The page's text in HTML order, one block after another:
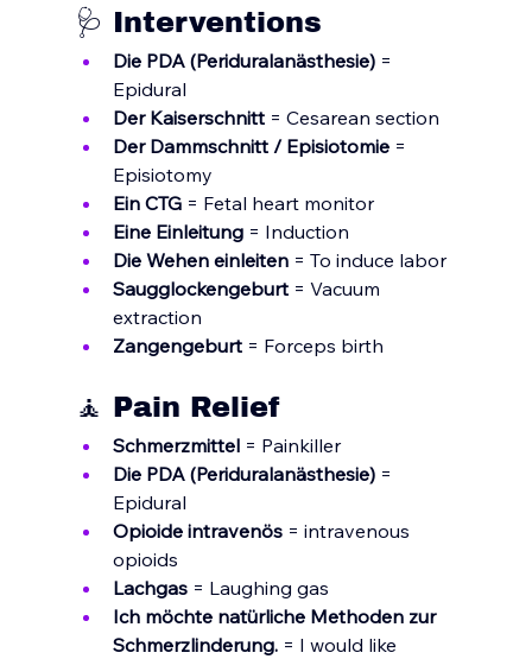
🩺 Interventions
Die PDA (Periduralanästhesie) =
Epidural
Der Kaiserschnitt = Cesarean section
Der Dammschnitt / Episiotomie =
Episiotomy
Ein CTG = Fetal heart monitor
Eine Einleitung = Induction
Die Wehen einleiten = To induce labor
Saugglockengeburt = Vacuum
extraction
Zangengeburt = Forceps birth
🧘 Pain Relief
Schmerzmittel = Painkiller
Die PDA (Periduralanästhesie) =
Epidural
Opioide intravenös = intravenous
opioids
Lachgas = Laughing gas
Ich möchte natürliche Methoden zur
Schmerzlinderung. = I would like